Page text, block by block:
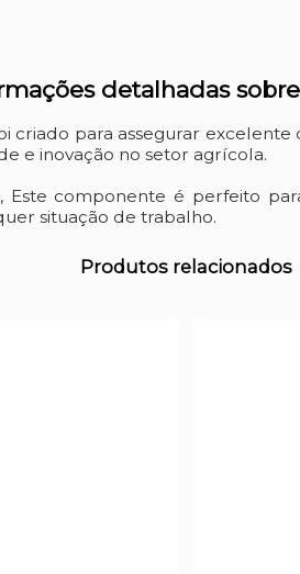
detalhadas
criado para assegurar
e inovação no setor agrícola.
Este componente é perfeito
situação de trabalho.
Produtos relacionados